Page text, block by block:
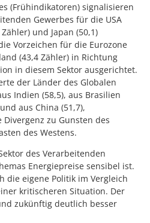
(Frühindikatoren) signalisieren
Gewerbes für die USA
und Japan (50,1)
Vorzeichen für die Eurozone
(43,4 Zähler) in Richtung
in diesem Sektor ausgerichtet.
der Länder des Globalen
Indien (58,5), aus Brasilien
aus China (51,7),
zu Gunsten des
des Westens.
des Verarbeitenden
Energiepreise sensibel ist.
die eigene Politik im Vergleich
kritischeren Situation. Der
zukünftig deutlich besser